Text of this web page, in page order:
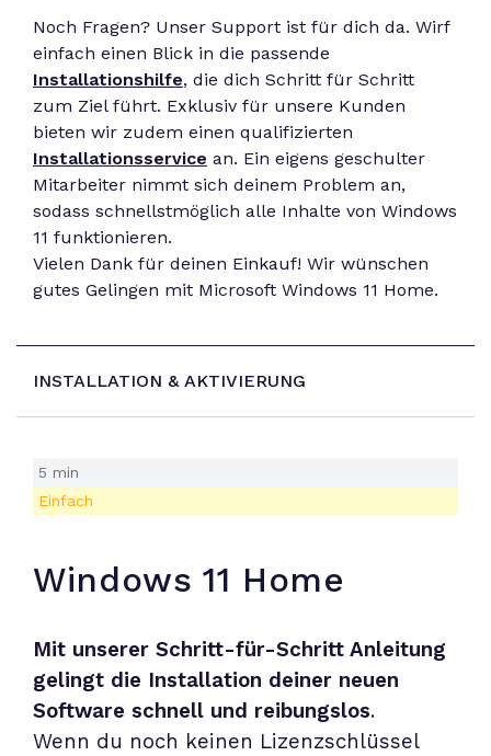
Noch Fragen? Unser Support ist für dich da. Wirf
einfach einen Blick in die passende
Installationshilfe, die dich Schritt für Schritt
zum Ziel führt. Exklusiv für unsere Kunden
bieten wir zudem einen qualifizierten
Installationsservice an. Ein eigens geschulter
Mitarbeiter nimmt sich deinem Problem an,
sodass schnellstmöglich alle Inhalte von Windows
11 funktionieren.
Vielen Dank für deinen Einkauf! Wir wünschen
gutes Gelingen mit Microsoft Windows 11 Home.
INSTALLATION & AKTIVIERUNG
5 min
Einfach
Windows 11 Home
Mit unserer Schritt-für-Schritt Anleitung
gelingt die Installation deiner neuen
Software schnell und reibungslos.
Wenn du noch keinen Lizenzschlüssel